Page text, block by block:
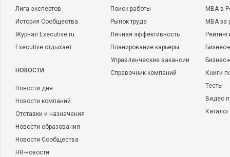
Лига экспертов
История Сообщества
Журнал Executive.ru
Executive отдыхает
НОВОСТИ
Новости дня
Новости компаний
Отставки и назначения
Новости образования
Новости Сообщества
HR-новости
Поиск работы
Рынок труда
Личная эффективность
Планирование карьеры
Управленческие вакансии
Справочник компаний
MBA в
MBA
Бизнес-
Книги
Тесты
Видео